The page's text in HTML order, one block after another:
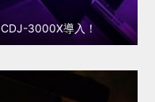
3000X導入！